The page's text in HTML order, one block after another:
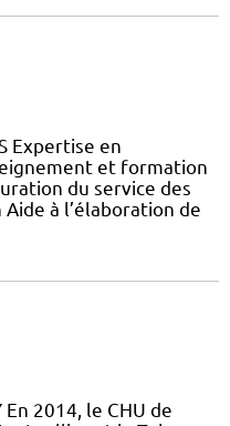
Expertise en
et formation
du service des
à l’élaboration de
En 2014, le CHU de